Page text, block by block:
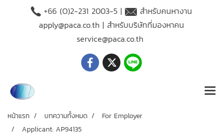
+66 (O)2-231 2003-5 |
สำหรับคนหางาน
apply@paca.co.th | สำหรับบริษัทที่มองหาคน
service@paca.co.th
หน้าแรก บทความทั้งหมด
For Employer
Applicant: AP94135